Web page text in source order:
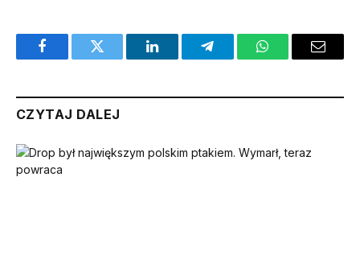
FacebookTwitter LinkedInTelegramWhatsAppEmail
CZYTAJ DALEJ